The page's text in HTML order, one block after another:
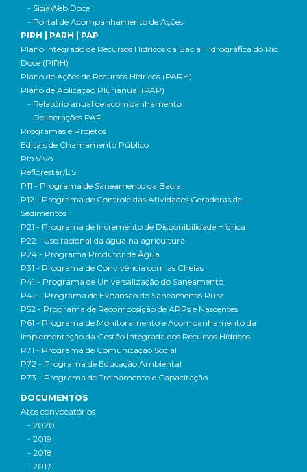
- SigaWeb Doce
- Portal de Acompanhamento de Ações
PIRH | PARH | PAP
Plano Integrado de Recursos Hídricos da Bacia Hidrográfica do Rio
Doce (PIRH)
Plano de Ações de Recursos Hídricos (PARH)
Plano de Aplicação Plurianual (PAP)
- Relatório anual de acompanhamento
- Deliberações PAP
Programas e Projetos
Editais de Chamamento Público
Rio Vivo
Reflorestar/ES
P11 - Programa de Saneamento da Bacia
P12 - Programa de Controle das Atividades Geradoras de
Sedimentos
P21 - Programa de Incremento de Disponibilidade Hídrica
P22 - Uso racional da água na agricultura
P24 - Programa Produtor de Água
P31 - Programa de Convivência com as Cheias
P41 - Programa de Universalização do Saneamento
P42 - Programa de Expansão do Saneamento Rural
P52 - Programa de Recomposição de APPs e Nascentes
P61 - Programa de Monitoramento e Acompanhamento da
Implementação da Gestão Integrada dos Recursos Hídricos
P71 - Programa de Comunicação Social
P72 - Programa de Educação Ambiental
P73 - Programa de Treinamento e Capacitação
DOCUMENTOS
Atos convocatórios
- 2020
- 2019
- 2018
- 2017